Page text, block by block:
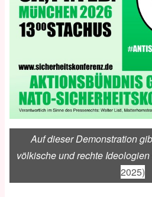
Auf dieser Demonstration
völkische und rechte
2025)